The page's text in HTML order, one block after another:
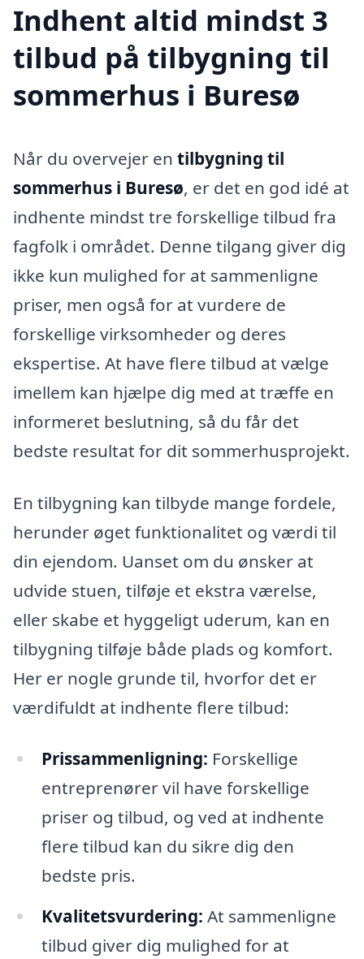
Indhent altid mindst 3
tilbud på tilbygning til
sommerhus i Buresø
Når du overvejer en tilbygning til
sommerhus i Buresø, er det en god idé at
indhente mindst tre forskellige tilbud fra
fagfolk i området. Denne tilgang giver dig
ikke kun mulighed for at sammenligne
priser, men også for at vurdere de
forskellige virksomheder og deres
ekspertise. At have flere tilbud at vælge
imellem kan hjælpe dig med at træffe en
informeret beslutning, så du får det
bedste resultat for dit sommerhusprojekt.
En tilbygning kan tilbyde mange fordele,
herunder øget funktionalitet og værdi til
din ejendom. Uanset om du ønsker at
udvide stuen, tilføje et ekstra værelse,
eller skabe et hyggeligt uderum, kan en
tilbygning tilføje både plads og komfort.
Her er nogle grunde til, hvorfor det er
værdifuldt at indhente flere tilbud:
Prissammenligning: Forskellige
entreprenører vil have forskellige
priser og tilbud, og ved at indhente
flere tilbud kan du sikre dig den
bedste pris.
Kvalitetsvurdering: At sammenligne
tilbud giver dig mulighed for at